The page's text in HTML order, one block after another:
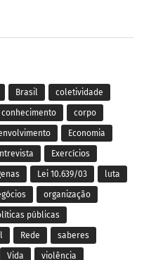
Brasil coletividade
conhecimento corpo
Economia
Exercícios
Lei 10.639/03 luta
organização
públicas
Rede saberes
Vida violência